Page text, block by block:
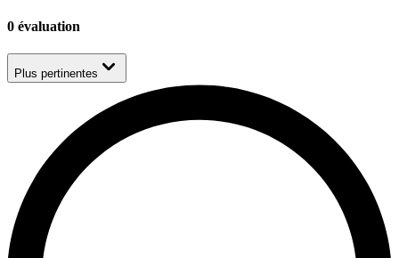
0 évaluation
Plus pertinentes